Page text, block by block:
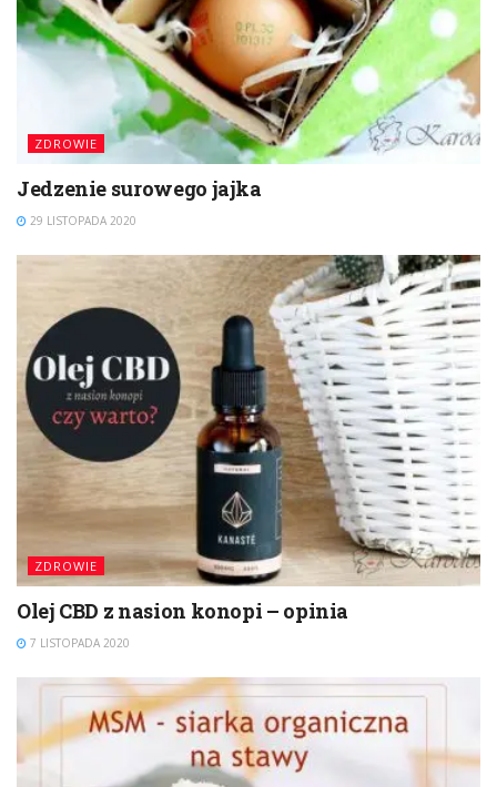
ZDROWIE
Jedzenie surowego jajka
29 LISTOPADA 2020
ZDROWIE
Olej CBD z nasion konopi – opinia
7 LISTOPADA 2020